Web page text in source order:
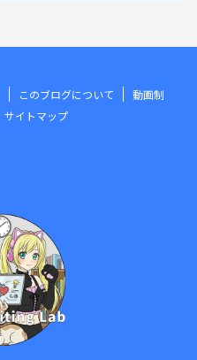
このブログについて
動画制
サイトマップ